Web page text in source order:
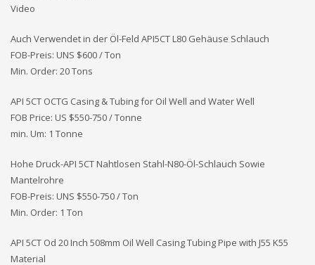
Video
Auch Verwendet in der Öl-Feld API5CT L80 Gehäuse Schlauch
FOB-Preis: UNS $600 / Ton
Min. Order: 20 Tons
API 5CT OCTG Casing & Tubing for Oil Well and Water Well
FOB Price: US $550-750 / Tonne
min. Um: 1 Tonne
Hohe Druck-API 5CT Nahtlosen Stahl-N80-Öl-Schlauch Sowie
Mantelrohre
FOB-Preis: UNS $550-750 / Ton
Min. Order: 1 Ton
API 5CT Od 20 Inch 508mm Oil Well Casing Tubing Pipe with J55 K55
Material